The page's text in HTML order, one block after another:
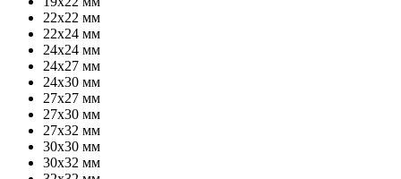
22х22 мм
22х24 мм
24х24 мм
24х27 мм
24х30 мм
27х27 мм
27х30 мм
27х32 мм
30х30 мм
30х32 мм